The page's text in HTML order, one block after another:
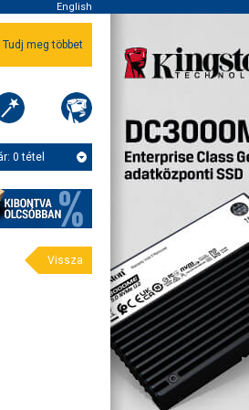
English
Tudj meg többet
0 tétel
Vissza